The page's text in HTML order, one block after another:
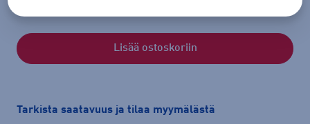
Lisää ostoskoriin
Tarkista saatavuus ja tilaa myymälästä